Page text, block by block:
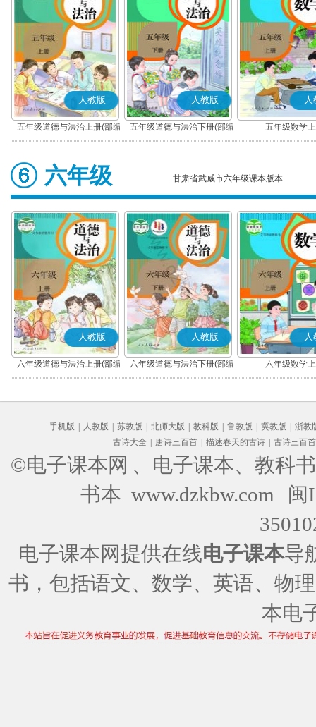
人教版
五年级道德与法治上册(部编
版)
人教版
五年级道德与法治下册(部编
版)
人
五年级数学
六年级 甘肃省武威市六年级课本版本
人教版
六年级道德与法治上册(部编
版)
人教版
六年级道德与法治下册(部编
版)
人
六年级数学
手机版 人教版 苏教版 北师大版 教科版 鲁教版 冀教版
浙教
古诗大全
唐诗三百首 描述春天的古诗 古诗三百首
©电子课本网 、电子课本、教科
书本 www.dzkbw.com
闽
电子课本网提供在线电子课本导
书，包括语文、数学、英语、物
本电